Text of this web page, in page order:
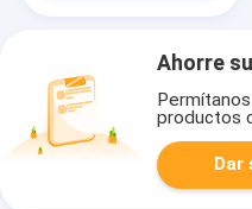
Ahorre
productos
Dar